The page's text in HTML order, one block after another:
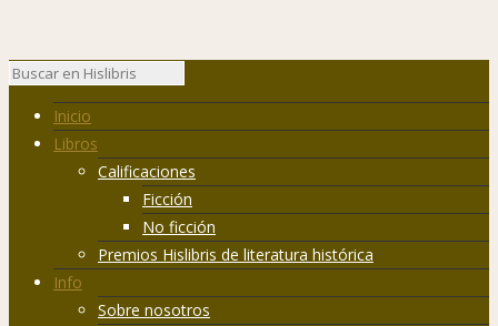
Inicio
Libros
Calificaciones
Ficción
No ficción
Premios Hislibris de literatura histórica
Info
Sobre nosotros